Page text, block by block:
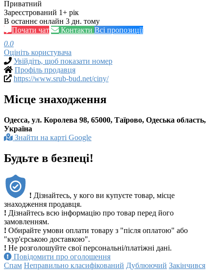
Приватний
Зареєстрований 1+ рік
В останнє онлайн 3 дн. тому
Почати чат
Контакти Всі пропозиції
0.0
Оцініть користувача
Увійдіть, щоб показати номер
Профіль продавця
https://www.srub-bud.net/ciny/
Місце знаходження
Одесса, ул. Королева 98, 65000, Таїрово, Одеська область,
Україна
Знайти на карті Google
Будьте в безпеці!
! Дізнайтесь, у кого ви купуєте товар, місце
знаходження продавця.
! Дізнайтесь всю інформацію про товар перед його
замовленням.
! Обирайте умови оплати товару з "після оплатою" або
"кур'єрською доставкою".
! Не розголошуйте свої персональні/платіжні дані.
Повідомити про оголошення
Спам Неправильно класифікований Дублюючий Закінчився